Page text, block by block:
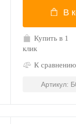
В
Купить в 1
клик
К сравнению
Артикул: